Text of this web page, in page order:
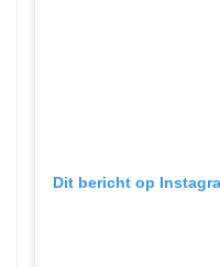
Dit bericht op